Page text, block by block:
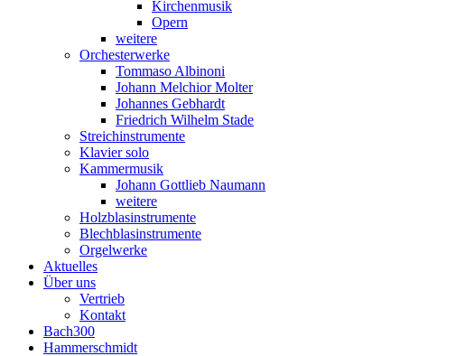
Kirchenmusik
Opern
weitere
Orchesterwerke
Tommaso Albinoni
Johann Melchior Molter
Johannes Gebhardt
Friedrich Wilhelm Stade
Streichinstrumente
Klavier solo
Kammermusik
Johann Gottlieb Naumann
weitere
Holzblasinstrumente
Blechblasinstrumente
Orgelwerke
Aktuelles
Über uns
Vertrieb
Kontakt
Bach300
Hammerschmidt